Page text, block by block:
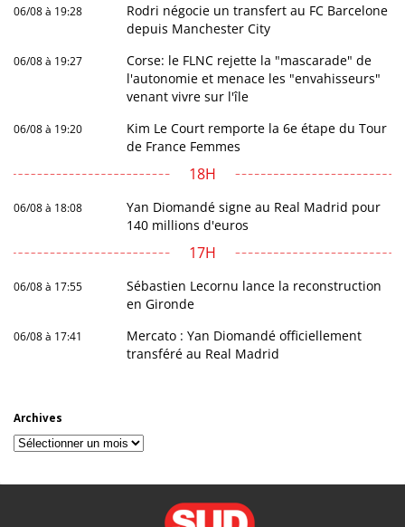
06/08 à 19:28
Rodri négocie un transfert au FC Barcelone
depuis Manchester City
06/08 à 19:27
Corse: le FLNC rejette la "mascarade" de
l'autonomie et menace les "envahisseurs"
venant vivre sur l'île
06/08 à 19:20
Kim Le Court remporte la 6e étape du Tour
de France Femmes
18H
06/08 à 18:08
Yan Diomandé signe au Real Madrid pour
140 millions d'euros
17H
06/08 à 17:55
Sébastien Lecornu lance la reconstruction
en Gironde
06/08 à 17:41
Mercato : Yan Diomandé officiellement
transféré au Real Madrid
Archives
Archives